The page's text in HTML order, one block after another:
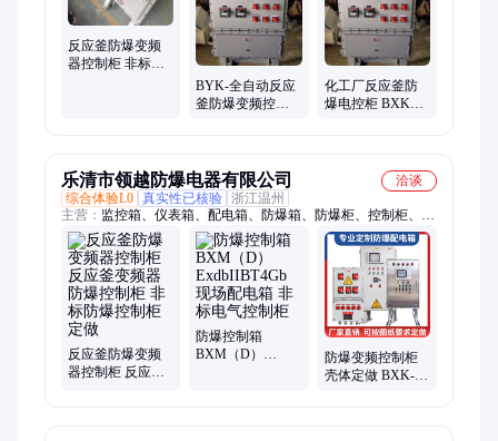
反应釜防爆变频
器控制柜 非标防
BYK-全自动反应
釜防爆变频控制
化工厂反应釜防
爆电控柜 BXK防
乐清市领越防爆电器有限公司
洽谈
综合体验L0 真实性已核验 浙江温州
主营： 监控箱、仪表箱、配电箱、防爆箱、防爆柜、控制柜、防
爆电柜、防爆电箱、防爆壳体、防爆电器、防爆变频器、防爆电
气箱、隔爆箱、显示屏、控制箱、配电柜、插销箱、电控柜、触
摸屏箱、散热性柜、插座开关、消防模块、箱体外壳、配电装
置、断路器仪表
反应釜防爆变频
器控制柜 反应釜
防爆控制箱
BXM（D）
防爆变频控制柜
壳体定做 BXK-T